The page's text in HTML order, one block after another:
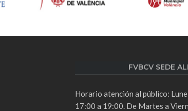
FVBCV SEDE
Horario atención al público:
17:00 a 19:00. De Martes a